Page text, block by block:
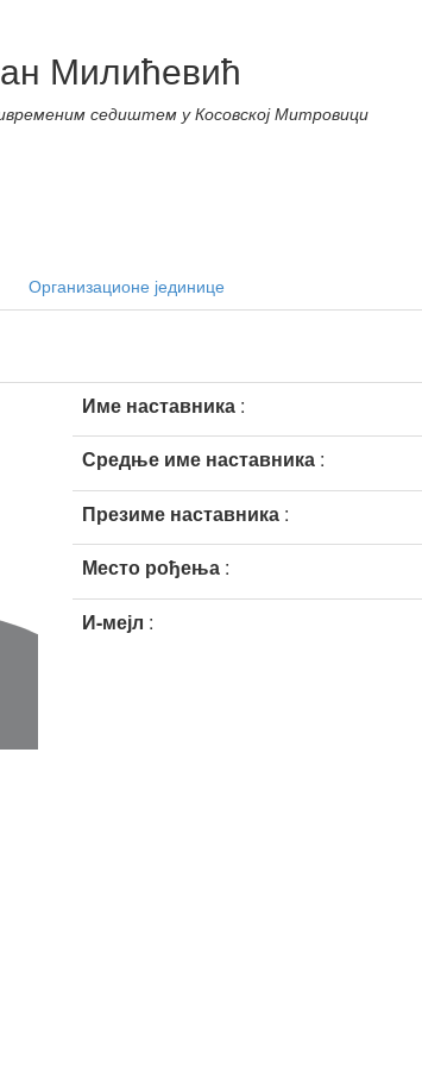
Милићевић
седиштем у Косовској Митровици
Организационе јединице
Име наставника :
Средње име наставника :
Презиме наставника :
Место рођења :
И-мејл :